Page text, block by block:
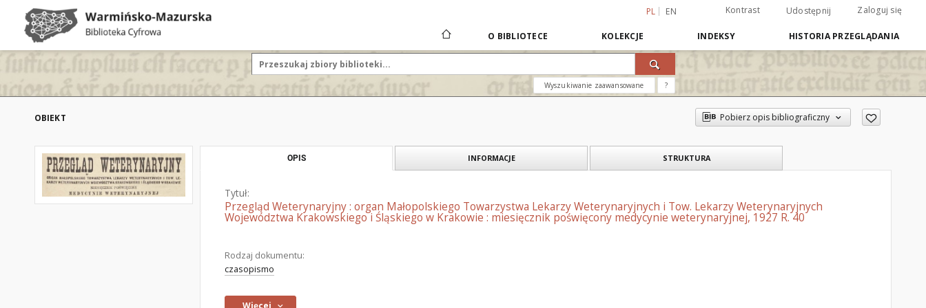
PL EN Kontrast Udostępnij Zaloguj się
O BIBLIOTECE KOLEKCJE INDEKSY HISTORIA PRZEGLĄDANIA
Wyszukiwanie zaawansowane ?
OBIEKT Pobierz opis bibliograficzny
OPIS INFORMACJE STRUKTURA
Tytuł:
Przegląd Weterynaryjny : organ Małopolskiego Towarzystwa Lekarzy Weterynaryjnych i Tow. Lekarzy Weterynaryjnych
Województwa Krakowskiego i Śląskiego w Krakowie : miesięcznik poświęcony medycynie weterynaryjnej, 1927 R. 40
Rodzaj dokumentu:
czasopismo
Więcej